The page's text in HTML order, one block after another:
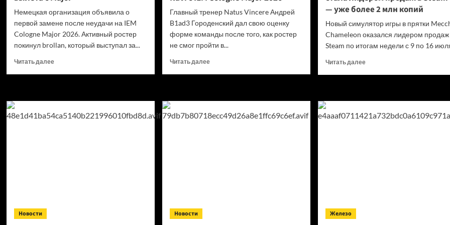
Немецкая организация объявила о
первой замене после неудачи на IEM
Cologne Major 2026. Активный ростер
покинул brollan, который выступал за...
Читать далееПрочитать
после
Главный тренер Natus Vincere Андрей
B1ad3 Городенский дал свою оценку
форме команды после того, как ростер
не смог пройти в...
Читать далееПрочитать
NaVi
— уже более 2 млн копий
Новый симулятор игры в прятки
Chameleon оказался лидером продаж
Steam по итогам недели с 9 по 16
Читать далееПрочитать
Chameleon
Новости Новости Железо